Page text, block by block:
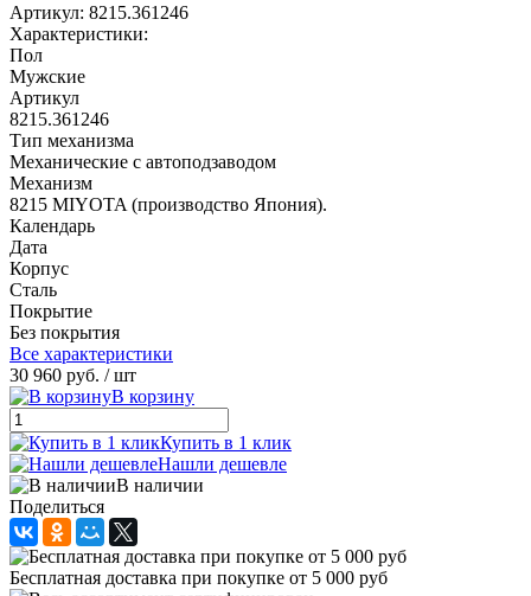
Артикул: 8215.361246
Характеристики:
Пол
Мужские
Артикул
8215.361246
Тип механизма
Механические с автоподзаводом
Механизм
8215 MIYOTA (производство Япония).
Календарь
Дата
Корпус
Сталь
Покрытие
Без покрытия
Все характеристики
30 960 руб. / шт
В корзину
Купить в 1 клик
Нашли дешевле
В наличии
Поделиться
Бесплатная доставка при покупке от 5 000 руб